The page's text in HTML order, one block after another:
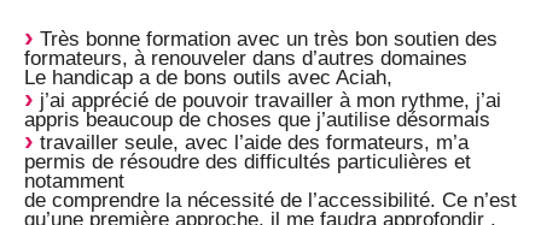
Très bonne formation avec un très bon soutien des
formateurs, à renouveler dans d’autres domaines
Le handicap a de bons outils avec Aciah,
j’ai apprécié de pouvoir travailler à mon rythme, j’ai
appris beaucoup de choses que j’autilise désormais
travailler seule, avec l’aide des formateurs, m’a
permis de résoudre des difficultés particulières et
notamment
de comprendre la nécessité de l’accessibilité. Ce n’est
qu’une première approche, il me faudra approfondir .